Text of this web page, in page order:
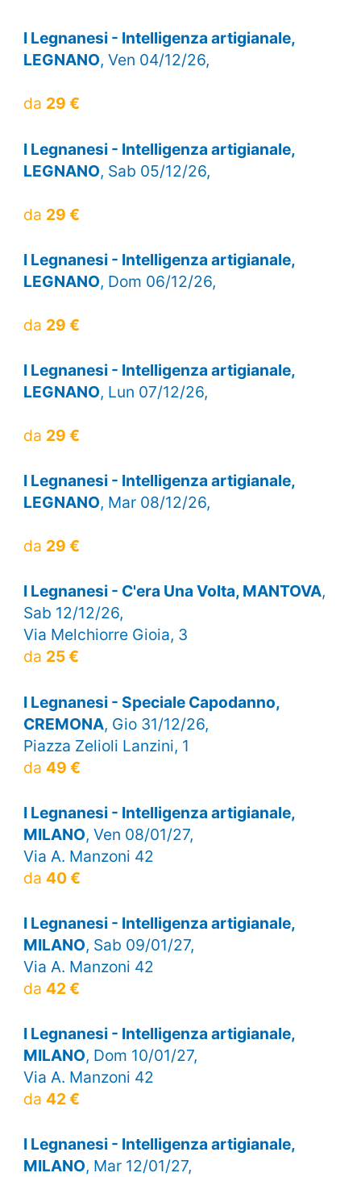
I Legnanesi - Intelligenza artigianale,
LEGNANO, Ven 04/12/26,
da 29 €
I Legnanesi - Intelligenza artigianale,
LEGNANO, Sab 05/12/26,
da 29 €
I Legnanesi - Intelligenza artigianale,
LEGNANO, Dom 06/12/26,
da 29 €
I Legnanesi - Intelligenza artigianale,
LEGNANO, Lun 07/12/26,
da 29 €
I Legnanesi - Intelligenza artigianale,
LEGNANO, Mar 08/12/26,
da 29 €
I Legnanesi - C'era Una Volta, MANTOVA,
Sab 12/12/26,
Via Melchiorre Gioia, 3
da 25 €
I Legnanesi - Speciale Capodanno,
CREMONA, Gio 31/12/26,
Piazza Zelioli Lanzini, 1
da 49 €
I Legnanesi - Intelligenza artigianale,
MILANO, Ven 08/01/27,
Via A. Manzoni 42
da 40 €
I Legnanesi - Intelligenza artigianale,
MILANO, Sab 09/01/27,
Via A. Manzoni 42
da 42 €
I Legnanesi - Intelligenza artigianale,
MILANO, Dom 10/01/27,
Via A. Manzoni 42
da 42 €
I Legnanesi - Intelligenza artigianale,
MILANO, Mar 12/01/27,